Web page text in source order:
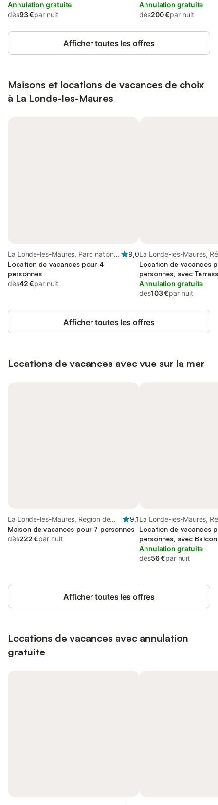
Balcon/Terrasse ainsi que Terrasse et
Jardin
Annulation gratuite
dès93 €par nuit
le lac
Annulation gratuite
dès200 €par nuit
Afficher toutes les offres
Maisons et locations de vacances de choix
à La Londe-les-Maures
La Londe-les-Maures, Parc national
de Port-Cros
9,0
Location de vacances pour 4
personnes
dès42 €par nuit
La Londe-les-Maures,
Toulon
Location de vacances
personnes, avec
Annulation gratuite
dès103 €par nuit
Afficher toutes les offres
Locations de vacances avec vue sur la mer
La Londe-les-Maures, Région de
Toulon
9,1
Maison de vacances pour 7 personnes
dès222 €par nuit
La Londe-les-Maures,
Toulon
Location de vacances
personnes, avec
Annulation gratuite
dès56 €par nuit
Afficher toutes les offres
Locations de vacances avec annulation
gratuite